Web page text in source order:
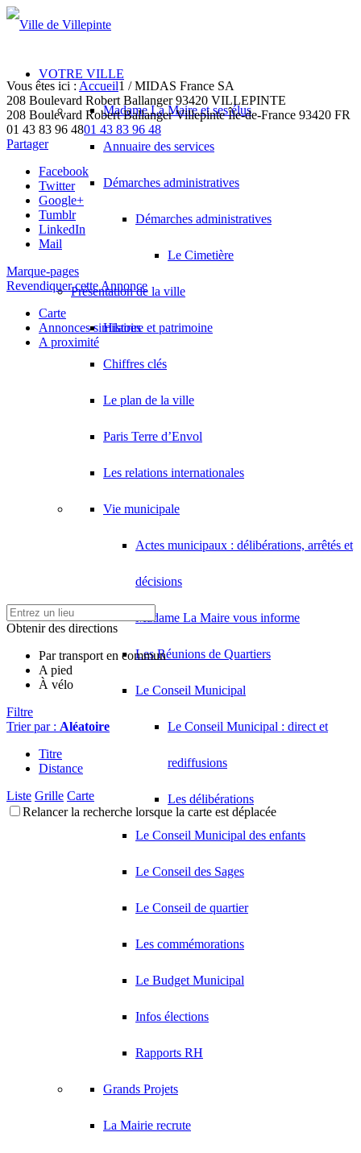
VOTRE VILLE
Madame La Maire et ses élus
Annuaire des services
Démarches administratives
Démarches administratives
Le Cimetière
Présentation de la ville
Histoire et patrimoine
Chiffres clés
Le plan de la ville
Paris Terre d’Envol
Les relations internationales
Vie municipale
Actes municipaux : délibérations, arrêtés et
décisions
Madame La Maire vous informe
Les Réunions de Quartiers
Le Conseil Municipal
Le Conseil Municipal : direct et
rediffusions
Les délibérations
Le Conseil Municipal des enfants
Le Conseil des Sages
Le Conseil de quartier
Les commémorations
Le Budget Municipal
Infos élections
Rapports RH
Grands Projets
La Mairie recrute
Vous êtes ici : Accueil1 / MIDAS France SA
208 Boulevard Robert Ballanger 93420 VILLEPINTE
208 Boulevard Robert Ballanger Villepinte Île-de-France 93420 FR
01 43 83 96 4801 43 83 96 48
Partager
Facebook
Twitter
Google+
Tumblr
LinkedIn
Mail
Marque-pages
Revendiquer cette Annonce
Carte
Annonces similaires
A proximité
Obtenir des directions
Par transport en commun
A pied
À vélo
Filtre
Trier par : Aléatoire
Titre
Distance
Liste Grille Carte
Relancer la recherche lorsque la carte est déplacée